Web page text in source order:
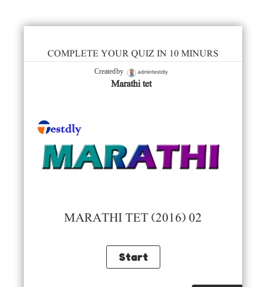
COMPLETE YOUR QUIZ IN 10 MINURS
Created by admintestdly
Marathi tet
MARATHI TET (2016) 02